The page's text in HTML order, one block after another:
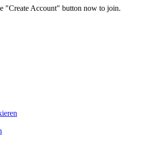
"Create Account" button now to join.